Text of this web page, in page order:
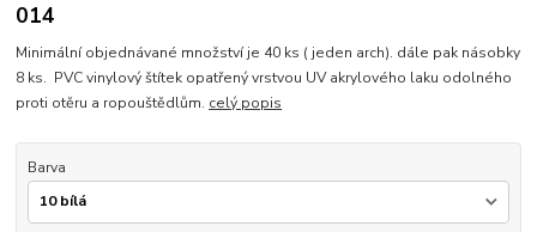
014
Minimální objednávané množství je 40 ks ( jeden arch). dále pak násobky
8 ks. PVC vinylový štítek opatřený vrstvou UV akrylového laku odolného
proti otěru a ropouštědlům. celý popis
Barva